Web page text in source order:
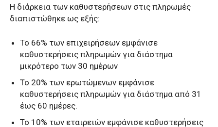
Η διάρκεια των καθυστερήσεων στις πληρωμές
διαπιστώθηκε ως εξής:
Το 66% των επιχειρήσεων εμφάνισε
καθυστερήσεις πληρωμών για διάστημα
μικρότερο των 30 ημέρων
Το 20% των ερωτώμενων εμφάνισε
καθυστερήσεις πληρωμών για διάστημα από 31
έως 60 ημέρες.
Το 10% των εταιρειών εμφάνισε καθυστερήσεις